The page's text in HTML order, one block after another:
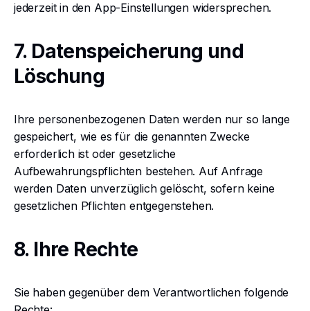
jederzeit in den App-Einstellungen widersprechen.
7. Datenspeicherung und
Löschung
Ihre personenbezogenen Daten werden nur so lange
gespeichert, wie es für die genannten Zwecke
erforderlich ist oder gesetzliche
Aufbewahrungspflichten bestehen. Auf Anfrage
werden Daten unverzüglich gelöscht, sofern keine
gesetzlichen Pflichten entgegenstehen.
8. Ihre Rechte
Sie haben gegenüber dem Verantwortlichen folgende